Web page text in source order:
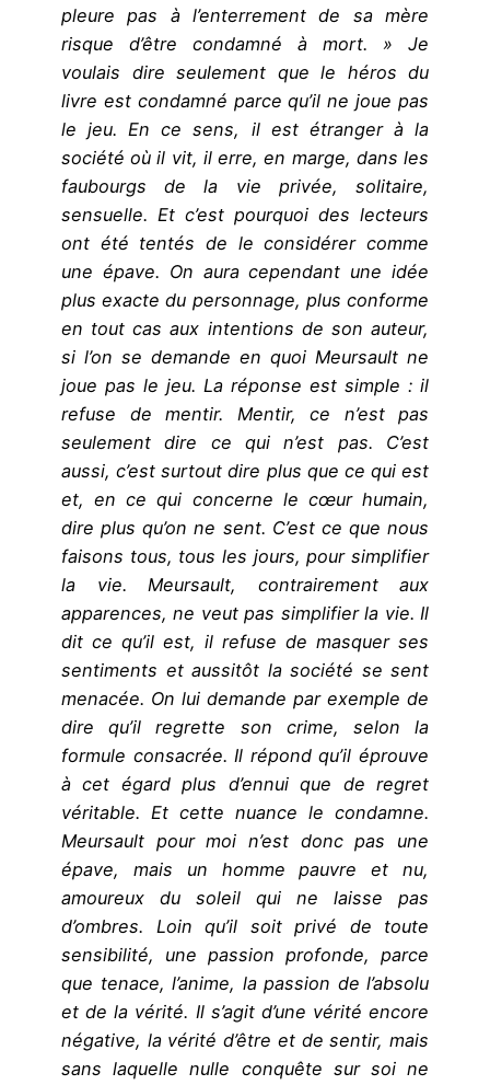
pleure pas à l’enterrement de sa mère
risque d’être condamné à mort. » Je
voulais dire seulement que le héros du
livre est condamné parce qu’il ne joue pas
le jeu. En ce sens, il est étranger à la
société où il vit, il erre, en marge, dans les
faubourgs de la vie privée, solitaire,
sensuelle. Et c’est pourquoi des lecteurs
ont été tentés de le considérer comme
une épave. On aura cependant une idée
plus exacte du personnage, plus conforme
en tout cas aux intentions de son auteur,
si l’on se demande en quoi Meursault ne
joue pas le jeu. La réponse est simple : il
refuse de mentir. Mentir, ce n’est pas
seulement dire ce qui n’est pas. C’est
aussi, c’est surtout dire plus que ce qui est
et, en ce qui concerne le cœur humain,
dire plus qu’on ne sent. C’est ce que nous
faisons tous, tous les jours, pour simplifier
la vie. Meursault, contrairement aux
apparences, ne veut pas simplifier la vie. Il
dit ce qu’il est, il refuse de masquer ses
sentiments et aussitôt la société se sent
menacée. On lui demande par exemple de
dire qu’il regrette son crime, selon la
formule consacrée. Il répond qu’il éprouve
à cet égard plus d’ennui que de regret
véritable. Et cette nuance le condamne.
Meursault pour moi n’est donc pas une
épave, mais un homme pauvre et nu,
amoureux du soleil qui ne laisse pas
d’ombres. Loin qu’il soit privé de toute
sensibilité, une passion profonde, parce
que tenace, l’anime, la passion de l’absolu
et de la vérité. Il s’agit d’une vérité encore
négative, la vérité d’être et de sentir, mais
sans laquelle nulle conquête sur soi ne